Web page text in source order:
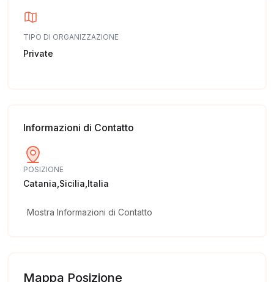
TIPO DI ORGANIZZAZIONE
Private
Informazioni di Contatto
POSIZIONE
Catania,Sicilia,Italia
Mostra Informazioni di Contatto
Mappa Posizione